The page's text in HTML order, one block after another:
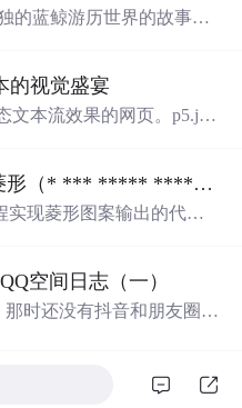
现现代人追求瞬间形象和
的蓝鲸游历世界的故事，
的视觉盛宴
文本流效果的网页。p5.js
、绘制等函数。
C语言输出for循环输出菱形（* *** ***** *******）
实现菱形图案输出的代
空间日志（一）
时还没有抖音和朋友圈的
感情，以及与父母的沟